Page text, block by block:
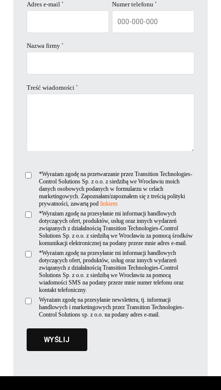
Adres e-mail * Numer telefonu*
Nazwa firmy *
Treść wiadomości *
*Wyrażam zgodę na przetwarzanie przez Transition Technologies-
Control Solutions Sp. z o.o. z siedzibą we Wrocławiu moich
danych osobowych podanych w formularzu w celach
marketingowych. Zapoznałam/zapoznałem się z treścią polityki
prywatności, zawartą pod linkiem
*Wyrażam zgodę na przesyłanie mi informacji handlowych
dotyczących ofert, produktów, usług oraz innych wydarzeń
związanych z działalnością Transition Technologies-Control
Solutions Sp. z o.o. z siedzibą we Wrocławiu za pomocą środków
komunikacji elektronicznej na podany przeze mnie adres e-mail.
*Wyrażam zgodę na przesyłanie mi informacji handlowych
dotyczących ofert, produktów, usług oraz innych wydarzeń
związanych z działalnością Transition Technologies-Control
Solutions Sp. z o.o. z siedzibą we Wrocławiu za pomocą
wiadomości SMS na podany przeze mnie numer telefonu oraz
kontakt telefoniczny.
Wyrażam zgodę na przesyłanie newslettera, tj. informacji
handlowych i marketingowych przez Transition Technologies-
Control Solutions sp. z o.o. na podany adres e-mail.